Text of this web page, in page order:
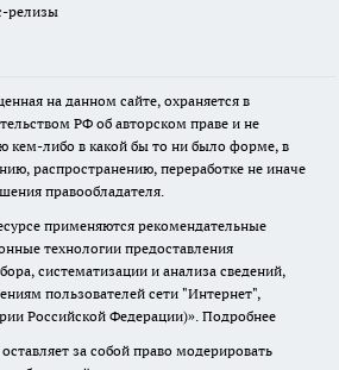
релизы
на данном сайте, охраняется в
РФ об авторском праве и не
кем-либо в какой бы то ни было форме, в
распространению, переработке не иначе
правообладателя.
применяются рекомендательные
технологии предоставления
систематизации и анализа сведений,
пользователей сети "Интернет",
Российской Федерации)». Подробнее
за собой право модерировать